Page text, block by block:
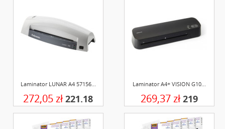
Laminator LUNAR A4 57156...
272,05 zł 221.18
Laminator A4+ VISION G10...
269,37 zł 219